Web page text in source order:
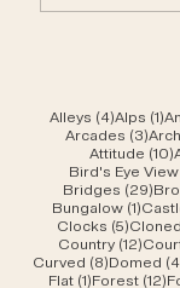
Alleys (4)4
Alps (1)1
Arcades (3)3
Attitude (10)
Bird's Eye View
Bridges (29)29
Bungalow (1)1
Clocks (5)5Cloned
Country (12)12
Curved (8)8
Domed
Flat (1)1 Beitrag
Forest (12)